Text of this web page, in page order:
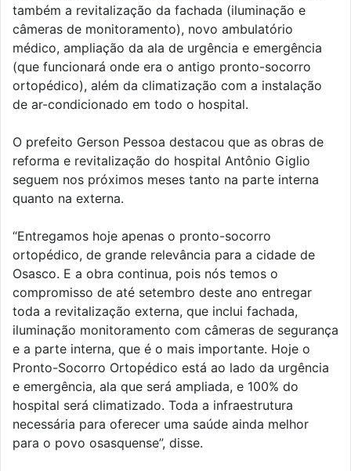
também a revitalização da fachada (iluminação e
câmeras de monitoramento), novo ambulatório
médico, ampliação da ala de urgência e emergência
(que funcionará onde era o antigo pronto-socorro
ortopédico), além da climatização com a instalação
de ar-condicionado em todo o hospital.
O prefeito Gerson Pessoa destacou que as obras de
reforma e revitalização do hospital Antônio Giglio
seguem nos próximos meses tanto na parte interna
quanto na externa.
“Entregamos hoje apenas o pronto-socorro
ortopédico, de grande relevância para a cidade de
Osasco. E a obra continua, pois nós temos o
compromisso de até setembro deste ano entregar
toda a revitalização externa, que inclui fachada,
iluminação monitoramento com câmeras de segurança
e a parte interna, que é o mais importante. Hoje o
Pronto-Socorro Ortopédico está ao lado da urgência
e emergência, ala que será ampliada, e 100% do
hospital será climatizado. Toda a infraestrutura
necessária para oferecer uma saúde ainda melhor
para o povo osasquense”, disse.